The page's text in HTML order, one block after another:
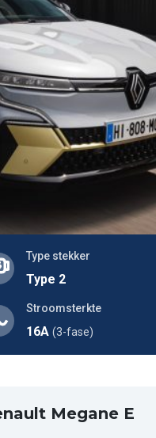
Type stekker
Type 2
Stroomsterkte
16A (3-fase)
Megane E